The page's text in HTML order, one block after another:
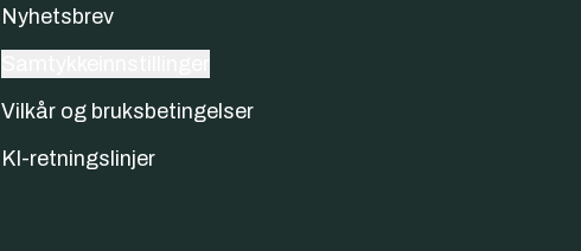
Nyhetsbrev
Vilkår og bruksbetingelser
KI-retningslinjer